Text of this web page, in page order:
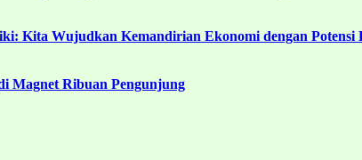
Kita Wujudkan Kemandirian Ekonomi dengan Potensi
Magnet Ribuan Pengunjung